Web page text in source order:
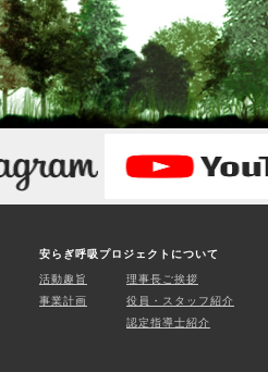
安らぎ呼吸プロジェクトについて
活動趣旨
事業計画
理事長ご挨拶
役員・スタッフ紹介
認定指導士紹介